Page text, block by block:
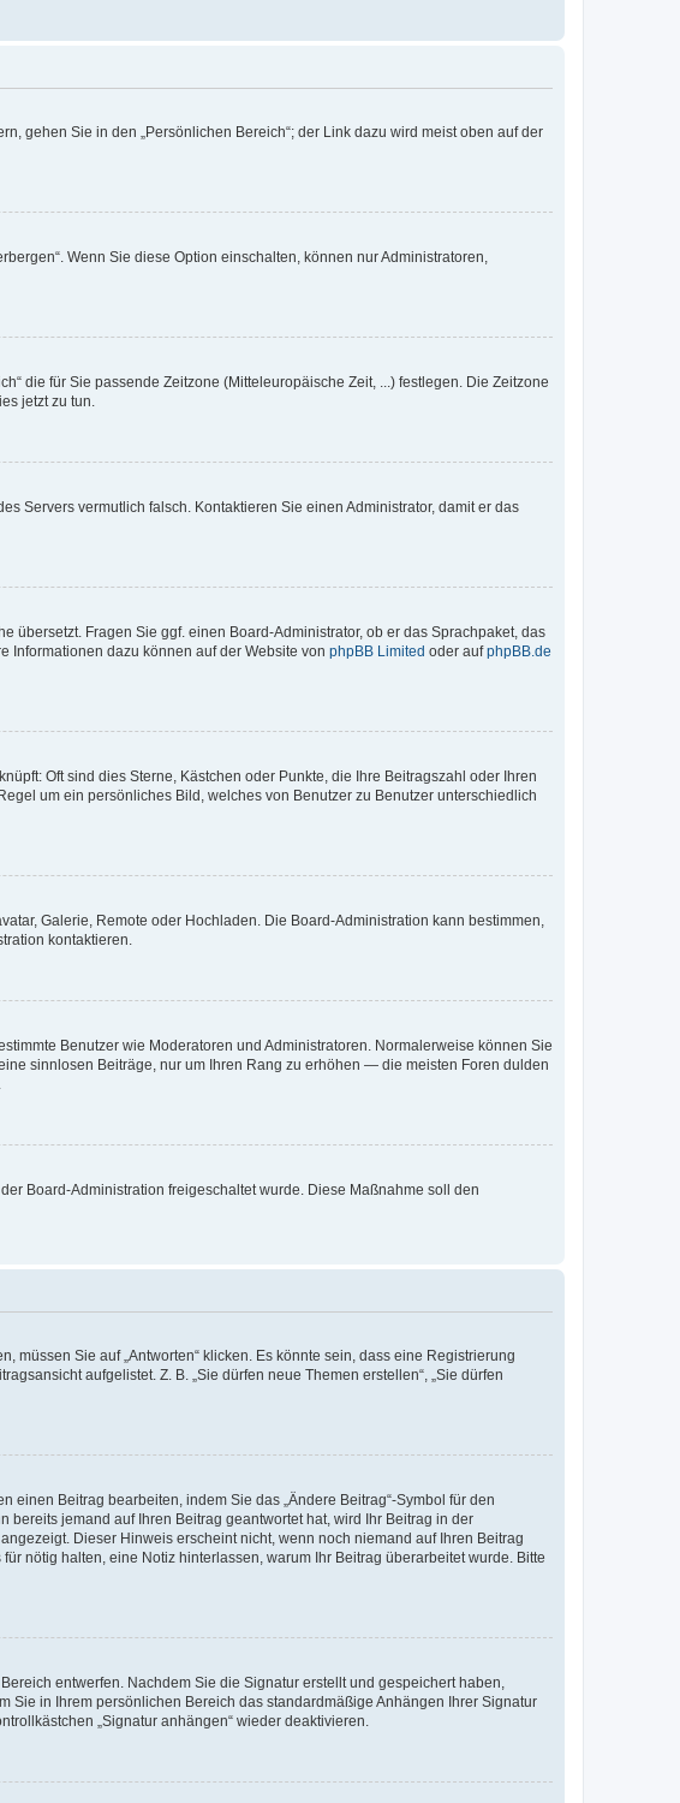
gehen Sie in den „Persönlichen Bereich“; der Link dazu wird meist oben auf der
Wenn Sie diese Option einschalten, können nur Administratoren,
die für Sie passende Zeitzone (Mitteleuropäische Zeit, ...) festlegen. Die Zeitzone
jetzt zu tun.
Servers vermutlich falsch. Kontaktieren Sie einen Administrator, damit er das
übersetzt. Fragen Sie ggf. einen Board-Administrator, ob er das Sprachpaket, das
Informationen dazu können auf der Website von phpBB Limited oder aufphpBB.de
Oft sind dies Sterne, Kästchen oder Punkte, die Ihre Beitragszahl oder Ihren
um ein persönliches Bild, welches von Benutzer zu Benutzer unterschiedlich
Galerie, Remote oder Hochladen. Die Board-Administration kann bestimmen,
kontaktieren.
Benutzer wie Moderatoren und Administratoren. Normalerweise können Sie
sinnlosen Beiträge, nur um Ihren Rang zu erhöhen — die meisten Foren dulden
Board-Administration freigeschaltet wurde. Diese Maßnahme soll den
müssen Sie auf „Antworten“ klicken. Es könnte sein, dass eine Registrierung
aufgelistet. Z. B. „Sie dürfen neue Themen erstellen“, „Sie dürfen
Beitrag bearbeiten, indem Sie das „Ändere Beitrag“-Symbol für den
jemand auf Ihren Beitrag geantwortet hat, wird Ihr Beitrag in der
Dieser Hinweis erscheint nicht, wenn noch niemand auf Ihren Beitrag
nötig halten, eine Notiz hinterlassen, warum Ihr Beitrag überarbeitet wurde. Bitte
entwerfen. Nachdem Sie die Signatur erstellt und gespeichert haben,
Sie in Ihrem persönlichen Bereich das standardmäßige Anhängen Ihrer Signatur
„Signatur anhängen“ wieder deaktivieren.